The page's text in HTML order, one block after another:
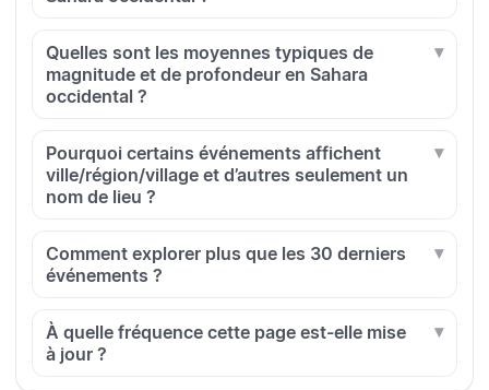
Quelles sont les moyennes typiques de
magnitude et de profondeur en Sahara
occidental ?
Pourquoi certains événements affichent
ville/région/village et d’autres seulement un
nom de lieu ?
Comment explorer plus que les 30 derniers
événements ?
À quelle fréquence cette page est-elle mise
à jour ?